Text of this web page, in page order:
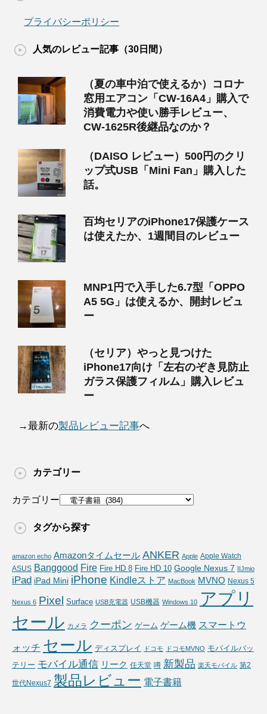
プライバシーポリシー
人気のレビュー記事（30日間）
（夏の車中泊で使えるか）コロナ
窓用エアコン「CW-16A4」購入で
消費電力や使い勝手レビュー、
CW-1625R後継品なのか？
（DAISO レビュー）500円のクリ
ップ式USB「Mini Fan」購入した
話。
百均セリアのiPhone17保護ケース
は使えたか、1週間目のレビュー
MNP1円で入手した6.7型「OPPO
A5 5G」は使えるか、開封レビュ
ー
（セリア）やっと見つけた
iPhone17向け「左右のぞき見防止
ガラス保護フィルム」購入レビュ
ー
→最新の製品レビュー記事へ
カテゴリー
カテゴリー
タグから探す
amazon echo Amazonタイムセール ANKER Apple Apple Watch
ASUS Banggood Fire Fire HD 8 Fire HD 10 Google Nexus 7 IIJmio
iPad iPad Mini iPhone Kindleストア MacBook MVNO Nexus 5
Nexus 6 Pixel Surface USB充電器 USB機器 Windows 10 アプリ
セール カメラ クーポン ゲーム ゲーム機 スマートウ
ォッチ セール ディスプレイ ドコモ ドコモMVNO モバイルバッ
テリー モバイル通信 リーク 任天堂 噂 新製品 楽天モバイル 第2
世代Nexus7 製品レビュー 電子書籍